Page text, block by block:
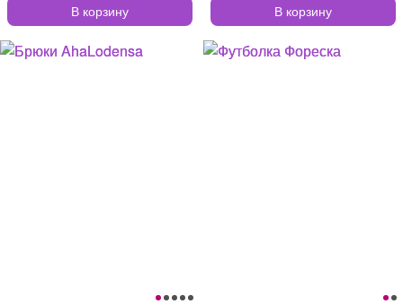
В корзину В корзину